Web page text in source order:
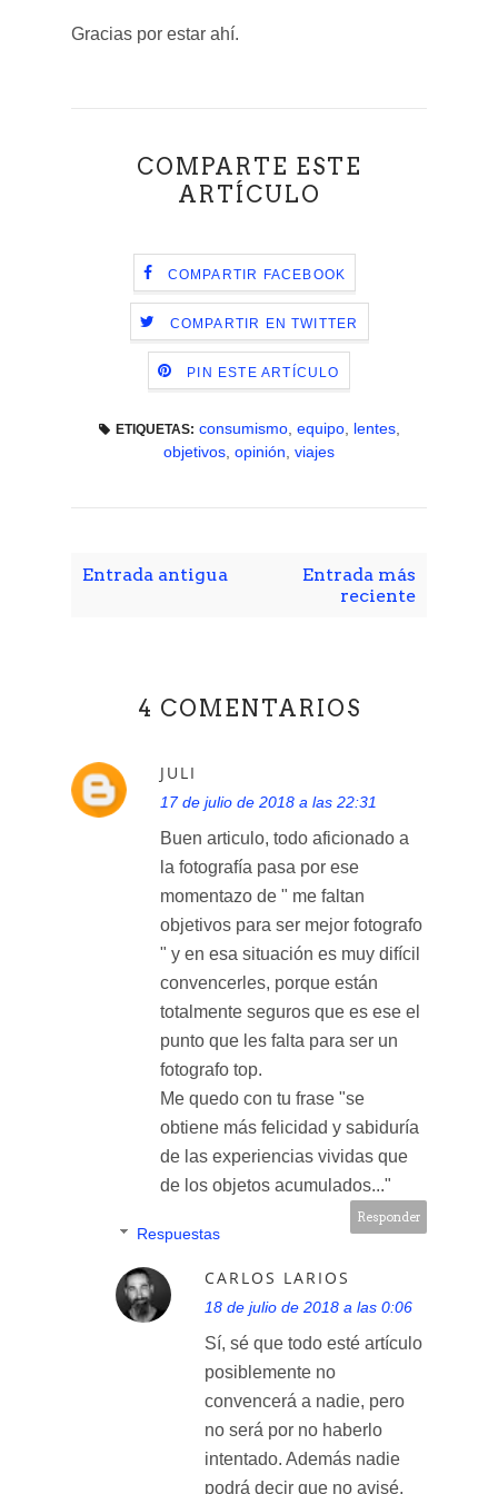
Gracias por estar ahí.
COMPARTE ESTE
ARTÍCULO
COMPARTIR FACEBOOK
COMPARTIR EN TWITTER
PIN ESTE ARTÍCULO
ETIQUETAS: consumismo, equipo, lentes,
objetivos, opinión, viajes
Entrada más
reciente
Entrada antigua
4 COMENTARIOS
JULI
17 de julio de 2018 a las 22:31
Buen articulo, todo aficionado a
la fotografía pasa por ese
momentazo de " me faltan
objetivos para ser mejor fotografo
" y en esa situación es muy difícil
convencerles, porque están
totalmente seguros que es ese el
punto que les falta para ser un
fotografo top.
Me quedo con tu frase "se
obtiene más felicidad y sabiduría
de las experiencias vividas que
de los objetos acumulados..."
Responder
Respuestas
CARLOS LARIOS
18 de julio de 2018 a las 0:06
Sí, sé que todo esté artículo
posiblemente no
convencerá a nadie, pero
no será por no haberlo
intentado. Además nadie
podrá decir que no avisé,